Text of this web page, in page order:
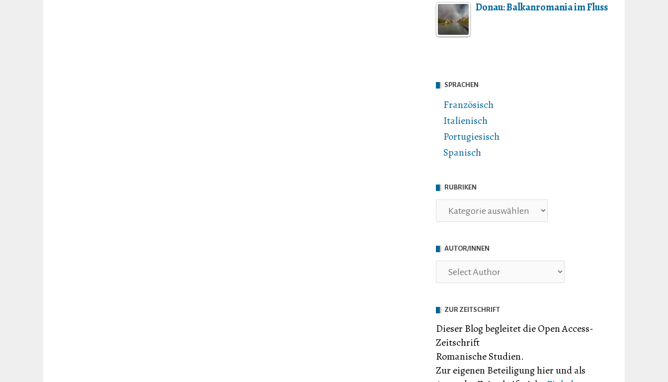
Donau: Balkanromania im Fluss
SPRACHEN
Französisch
Italienisch
Portugiesisch
Spanisch
RUBRIKEN
Rubriken
AUTOR/INNEN
ZUR ZEITSCHRIFT
Dieser Blog begleitet die Open Access-
Zeitschrift
Romanische Studien.
Zur eigenen Beteiligung hier und als